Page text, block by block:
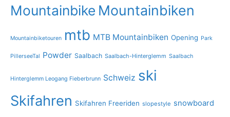
Mountainbike Mountainbiken
Mountainbiketouren mtb MTB Mountainbiken Opening Park
PillerseeTal Powder Saalbach Saalbach-Hinterglemm Saalbach
Hinterglemm Leogang Fieberbrunn Schweiz ski
Skifahren Skifahren Freeriden slopestyle snowboard